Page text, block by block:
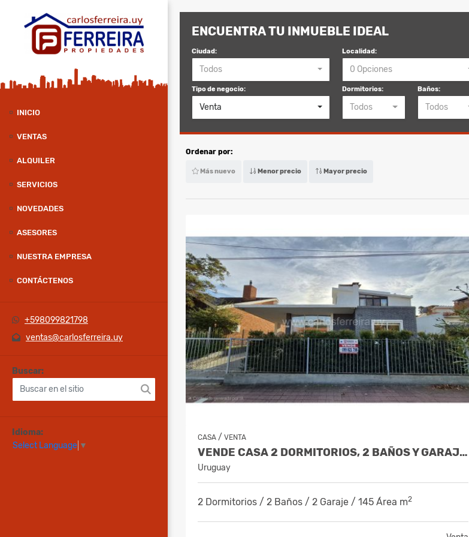
INICIO
VENTAS
ALQUILER
SERVICIOS
NOVEDADES
ASESORES
NUESTRA EMPRESA
CONTÁCTENOS
+598099821798
ventas@carlosferreira.uy
Buscar:
Idioma:
Select Language ▼
ENCUENTRA TU INMUEBLE IDEAL
Ciudad:
Todos
Localidad:
0 Opciones
Tipo de negocio:
Venta
Dormitorios:
Todos
Baños:
Todos
Ordenar por:
Más nuevo Menor precio Mayor precio
CASA / VENTA
VENDE CASA 2 DORMITORIOS, 2 BAÑOS Y GARAJE - PIRIAPOLIS
Uruguay
2 Dormitorios / 2 Baños / 2 Garaje / 145 Área m2